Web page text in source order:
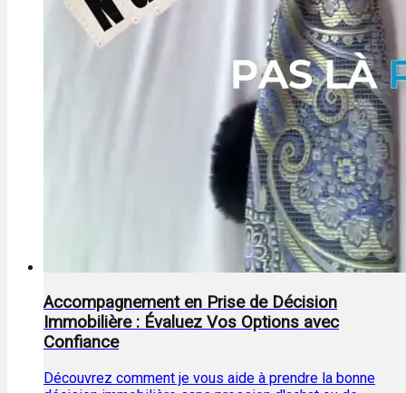
Accompagnement en Prise de Décision
Immobilière : Évaluez Vos Options avec
Confiance
Découvrez comment je vous aide à prendre la bonne